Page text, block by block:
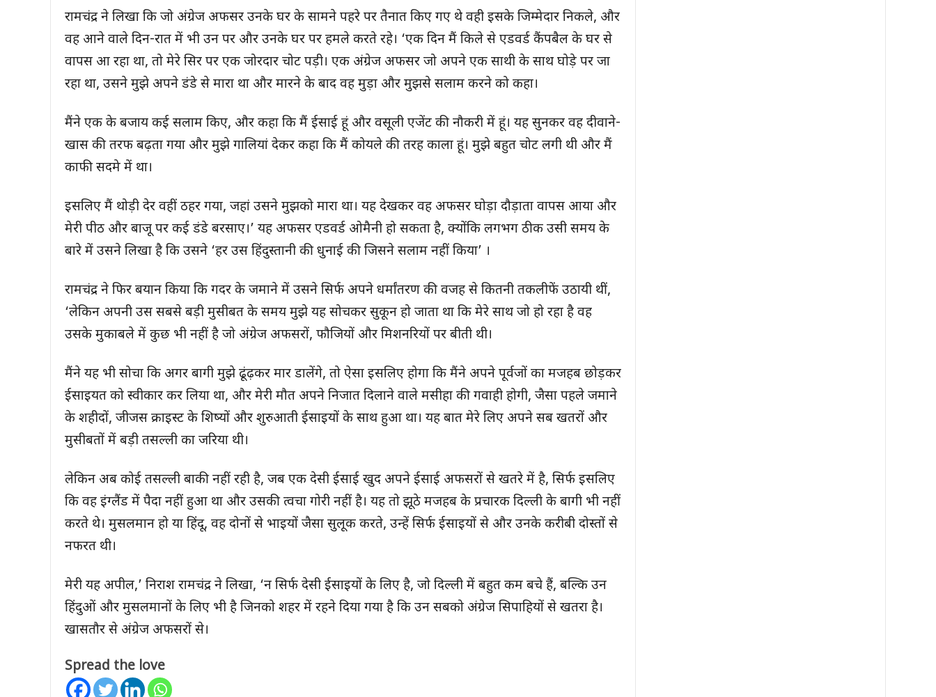
रामचंद्र ने लिखा कि जो अंग्रेज अफसर उनके घर के सामने पहरे पर तैनात किए गए थे वही इसके जिम्मेदार निकले, और
वह आने वाले दिन-रात में भी उन पर और उनके घर पर हमले करते रहे। ‘एक दिन मैं किले से एडवर्ड कैंपबैल के घर से
वापस आ रहा था, तो मेरे सिर पर एक जोरदार चोट पड़ी। एक अंग्रेज अफसर जो अपने एक साथी के साथ घोड़े पर जा
रहा था, उसने मुझे अपने डंडे से मारा था और मारने के बाद वह मुड़ा और मुझसे सलाम करने को कहा।
मैंने एक के बजाय कई सलाम किए, और कहा कि मैं ईसाई हूं और वसूली एजेंट की नौकरी में हूं। यह सुनकर वह दीवाने-
खास की तरफ बढ़ता गया और मुझे गालियां देकर कहा कि मैं कोयले की तरह काला हूं। मुझे बहुत चोट लगी थी और मैं
काफी सदमे में था।
इसलिए मैं थोड़ी देर वहीं ठहर गया, जहां उसने मुझको मारा था। यह देखकर वह अफसर घोड़ा दौड़ाता वापस आया और
मेरी पीठ और बाजू पर कई डंडे बरसाए।’ यह अफसर एडवर्ड ओमैनी हो सकता है, क्योंकि लगभग ठीक उसी समय के
बारे में उसने लिखा है कि उसने ‘हर उस हिंदुस्तानी की धुनाई की जिसने सलाम नहीं किया’ ।
रामचंद्र ने फिर बयान किया कि गदर के जमाने में उसने सिर्फ अपने धर्मांतरण की वजह से कितनी तकलीफें उठायी थीं,
‘लेकिन अपनी उस सबसे बड़ी मुसीबत के समय मुझे यह सोचकर सुकून हो जाता था कि मेरे साथ जो हो रहा है वह
उसके मुकाबले में कुछ भी नहीं है जो अंग्रेज अफसरों, फौजियों और मिशनरियों पर बीती थी।
मैंने यह भी सोचा कि अगर बागी मुझे ढूंढ़कर मार डालेंगे, तो ऐसा इसलिए होगा कि मैंने अपने पूर्वजों का मजहब छोड़कर
ईसाइयत को स्वीकार कर लिया था, और मेरी मौत अपने निजात दिलाने वाले मसीहा की गवाही होगी, जैसा पहले जमाने
के शहीदों, जीजस क्राइस्ट के शिष्यों और शुरुआती ईसाइयों के साथ हुआ था। यह बात मेरे लिए अपने सब खतरों और
मुसीबतों में बड़ी तसल्ली का जरिया थी।
लेकिन अब कोई तसल्ली बाकी नहीं रही है, जब एक देसी ईसाई खुद अपने ईसाई अफसरों से खतरे में है, सिर्फ इसलिए
कि वह इंग्लैंड में पैदा नहीं हुआ था और उसकी त्वचा गोरी नहीं है। यह तो झूठे मजहब के प्रचारक दिल्ली के बागी भी नहीं
करते थे। मुसलमान हो या हिंदू, वह दोनों से भाइयों जैसा सुलूक करते, उन्हें सिर्फ ईसाइयों से और उनके करीबी दोस्तों से
नफरत थी।
मेरी यह अपील,’ निराश रामचंद्र ने लिखा, ‘न सिर्फ देसी ईसाइयों के लिए है, जो दिल्ली में बहुत कम बचे हैं, बल्कि उन
हिंदुओं और मुसलमानों के लिए भी है जिनको शहर में रहने दिया गया है कि उन सबको अंग्रेज सिपाहियों से खतरा है।
खासतौर से अंग्रेज अफसरों से।
Spread the love